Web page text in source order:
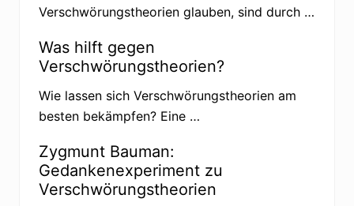
A
h
ä
n
e
r
i
a
r
j
o
Verschwörungstheorien glauben, sind durch …
Was hilft gegen
Verschwörungstheorien?
Wie lassen sich Verschwörungstheorien am
besten bekämpfen? Eine …
Zygmunt Bauman:
Gedankenexperiment zu
Verschwörungstheorien